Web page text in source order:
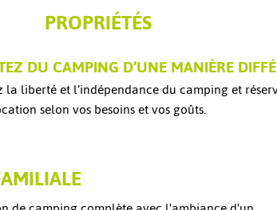
PROPRIÉTÉS
DU CAMPING D’UNE MANIÈRE
liberté et l’indépendance du camping et
selon vos besoins et vos goûts.